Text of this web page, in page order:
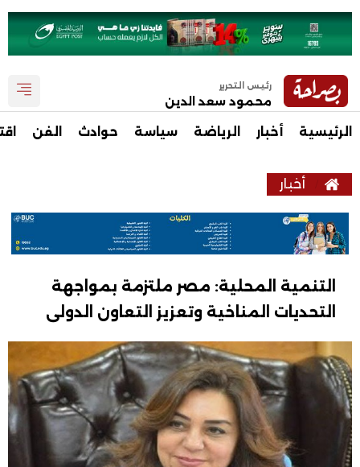
رئيس التحرير
محمود سعد الدين
الرئيسية أخبار الرياضة سياسة حوادث الفن
أخبار
التنمية المحلية: مصر ملتزمة بمواجهة
التحديات المناخية وتعزيز التعاون الدولى